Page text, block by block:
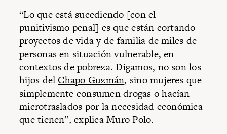
“Lo que está sucediendo [con el
punitivismo penal] es que están cortando
proyectos de vida y de familia de miles de
personas en situación vulnerable, en
contextos de pobreza. Digamos, no son los
hijos del Chapo Guzmán, sino mujeres que
simplemente consumen drogas o hacían
microtraslados por la necesidad económica
que tienen”, explica Muro Polo.